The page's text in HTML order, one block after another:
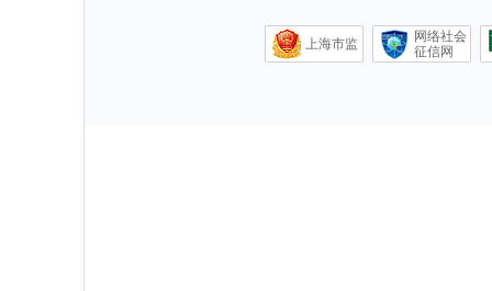
上海市监
网络社会
征信网